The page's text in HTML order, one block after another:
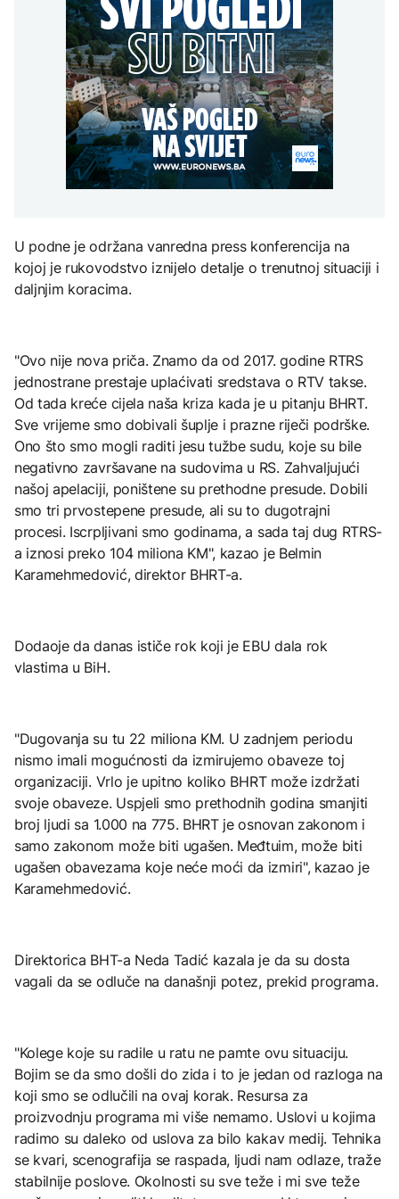
Grada sankcionisan
zbog isticanja zastave sa
ljiljanima
CRNA HRONIKA
Muškarac iz Novog
Grada sankcionisan
zbog isticanja zastave sa
ljiljanima
AKTUELNO
Spajić odbacio
mogućnost EU za
gradnju migrantskih
centara u Crnoj Gori
Trump: Iran će biti 'vrlo
teško pogođen' ako ne
otvori Hormuški moreuz
'veoma brzo'
AKTUELNO
Stotine ljudi na granici
Maroka i Seute tragaju za
nestalim članovima
porodica
na Mjesec
TEHNOLOGIJA
Britanska kraljevska
kovnica iz elektronskog
otpada izdvaja zlato
Ruska vakcina protiv
melanoma: Prvi pacijent
U podne je održana vanredna press konferencija na
kojoj je rukovodstvo iznijelo detalje o trenutnoj situaciji i
daljnjim koracima.
"Ovo nije nova priča. Znamo da od 2017. godine RTRS
jednostrane prestaje uplaćivati sredstava o RTV takse.
Od tada kreće cijela naša kriza kada je u pitanju BHRT.
Sve vrijeme smo dobivali šuplje i prazne riječi podrške.
Ono što smo mogli raditi jesu tužbe sudu, koje su bile
negativno završavane na sudovima u RS. Zahvaljujući
našoj apelaciji, poništene su prethodne presude. Dobili
smo tri prvostepene presude, ali su to dugotrajni
procesi. Iscrpljivani smo godinama, a sada taj dug RTRS-
a iznosi preko 104 miliona KM", kazao je Belmin
Karamehmedović, direktor BHRT-a.
Dodaoje da danas ističe rok koji je EBU dala rok
vlastima u BiH.
"Dugovanja su tu 22 miliona KM. U zadnjem periodu
nismo imali mogućnosti da izmirujemo obaveze toj
organizaciji. Vrlo je upitno koliko BHRT može izdržati
svoje obaveze. Uspjeli smo prethodnih godina smanjiti
broj ljudi sa 1.000 na 775. BHRT je osnovan zakonom i
samo zakonom može biti ugašen. Međtuim, može biti
ugašen obavezama koje neće moći da izmiri", kazao je
Karamehmedović.
Direktorica BHT-a Neda Tadić kazala je da su dosta
vagali da se odluče na današnji potez, prekid programa.
"Kolege koje su radile u ratu ne pamte ovu situaciju.
Bojim se da smo došli do zida i to je jedan od razloga na
koji smo se odlučili na ovaj korak. Resursa za
proizvodnju programa mi više nemamo. Uslovi u kojima
radimo su daleko od uslova za bilo kakav medij. Tehnika
se kvari, scenografija se raspada, ljudi nam odlaze, traže
stabilnije poslove. Okolnosti su sve teže i mi sve teže